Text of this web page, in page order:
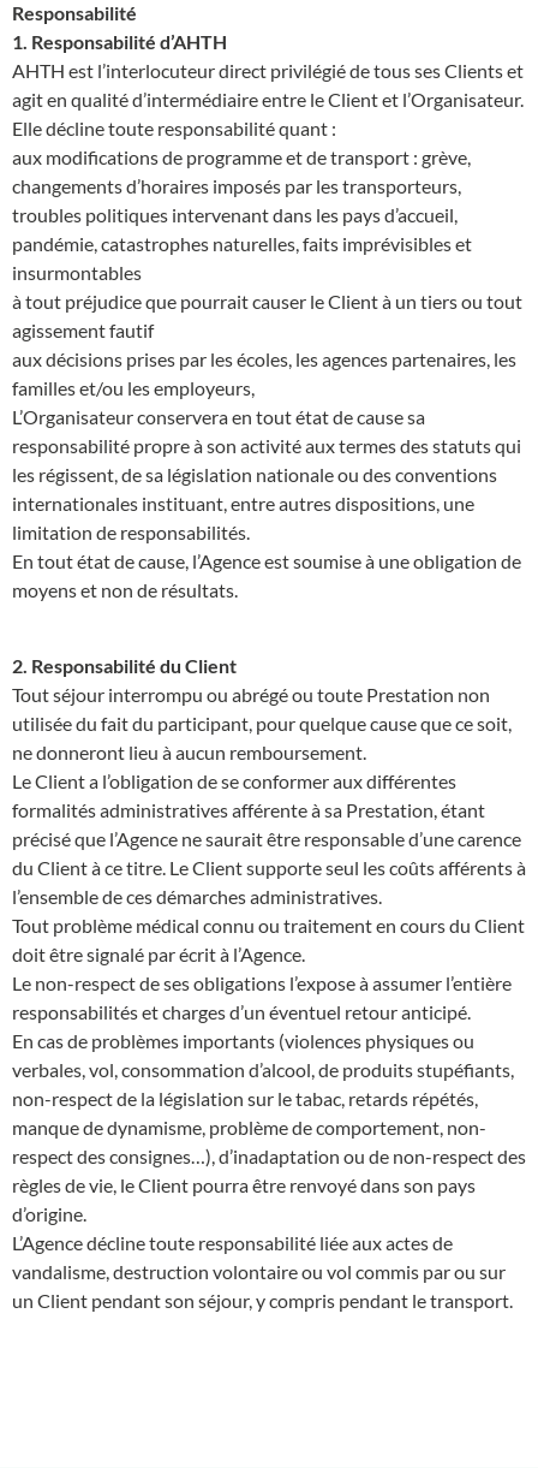
Responsabilité
1. Responsabilité d’AHTH
AHTH est l’interlocuteur direct privilégié de tous ses Clients et
agit en qualité d’intermédiaire entre le Client et l’Organisateur.
Elle décline toute responsabilité quant :
aux modifications de programme et de transport : grève,
changements d’horaires imposés par les transporteurs,
troubles politiques intervenant dans les pays d’accueil,
pandémie, catastrophes naturelles, faits imprévisibles et
insurmontables
à tout préjudice que pourrait causer le Client à un tiers ou tout
agissement fautif
aux décisions prises par les écoles, les agences partenaires, les
familles et/ou les employeurs,
L’Organisateur conservera en tout état de cause sa
responsabilité propre à son activité aux termes des statuts qui
les régissent, de sa législation nationale ou des conventions
internationales instituant, entre autres dispositions, une
limitation de responsabilités.
En tout état de cause, l’Agence est soumise à une obligation de
moyens et non de résultats.
2. Responsabilité du Client
Tout séjour interrompu ou abrégé ou toute Prestation non
utilisée du fait du participant, pour quelque cause que ce soit,
ne donneront lieu à aucun remboursement.
Le Client a l’obligation de se conformer aux différentes
formalités administratives afférente à sa Prestation, étant
précisé que l’Agence ne saurait être responsable d’une carence
du Client à ce titre. Le Client supporte seul les coûts afférents à
l’ensemble de ces démarches administratives.
Tout problème médical connu ou traitement en cours du Client
doit être signalé par écrit à l’Agence.
Le non-respect de ses obligations l’expose à assumer l’entière
responsabilités et charges d’un éventuel retour anticipé.
En cas de problèmes importants (violences physiques ou
verbales, vol, consommation d’alcool, de produits stupéfiants,
non-respect de la législation sur le tabac, retards répétés,
manque de dynamisme, problème de comportement, non-
respect des consignes…), d’inadaptation ou de non-respect des
règles de vie, le Client pourra être renvoyé dans son pays
d’origine.
L’Agence décline toute responsabilité liée aux actes de
vandalisme, destruction volontaire ou vol commis par ou sur
un Client pendant son séjour, y compris pendant le transport.